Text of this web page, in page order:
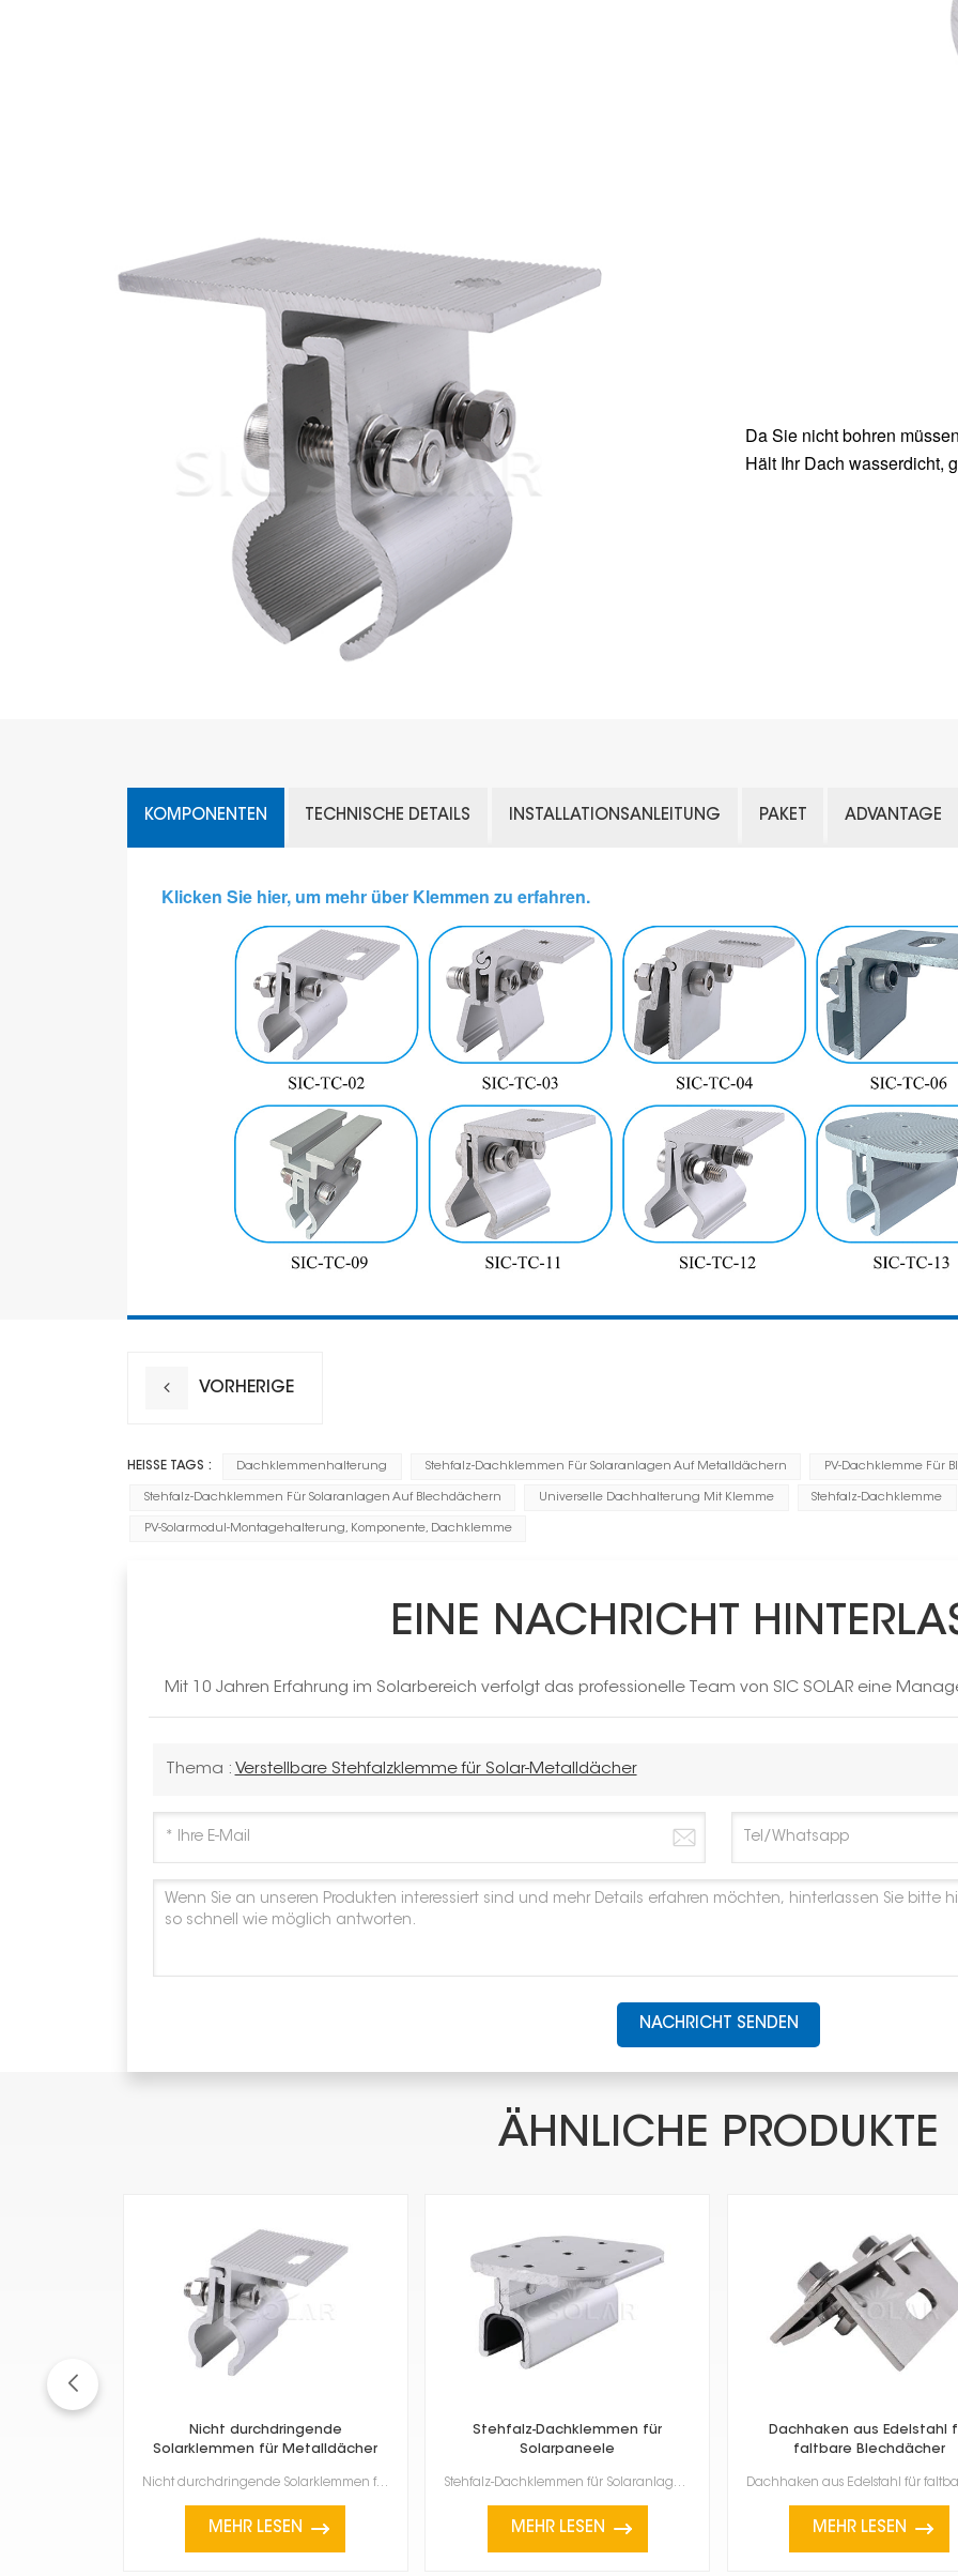
Da Sie nicht bohren
Hält Ihr Dach wasserdicht,
KOMPONENTEN TECHNISCHE DETAILS INSTALLATIONSANLEITUNG PAKET ADVANTAGE
Klicken Sie hier, um mehr über Klemmen zu erfahren.
VORHERIGE
HEISSE TAGS : Dachklemmenhalterung Stehfalz-Dachklemmen Für Solaranlagen Auf Metalldächern PV-Dachklemme Für
Stehfalz-Dachklemmen Für Solaranlagen Auf Blechdächern Universelle Dachhalterung Mit Klemme Stehfalz-Dachklemme
PV-Solarmodul-Montagehalterung, Komponente, Dachklemme
EINE NACHRICHT
Mit 10 Jahren Erfahrung im Solarbereich verfolgt das professionelle Team von SIC SOLAR eine
Thema : Verstellbare Stehfalzklemme für Solar-Metalldächer
NACHRICHT SENDEN
ÄHNLICHE PRODUKTE
Nicht durchdringende
Solarklemmen für Metalldächer
Nicht durchdringende Solarklemmen für Metalldächer Diese Klemmen sind eine clevere Möglichkeit, Sola...
MEHR LESEN
Stehfalz-Dachklemmen für
Solarpaneele
Stehfalz-Dachklemmen für Solaranlagen sind speziell für die Befestigung von Solarmodulen auf Metalld...
MEHR LESEN
Dachhaken aus Edelstahl
faltbare Blechdächer
MEHR LESEN